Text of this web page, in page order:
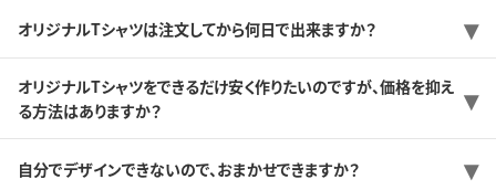
オリジナルTシャツは注文してから何日で出来ますか？
オリジナルTシャツをできるだけ安く作りたいのですが、価格を抑え
る方法はありますか？
自分でデザインできないので、おまかせできますか？